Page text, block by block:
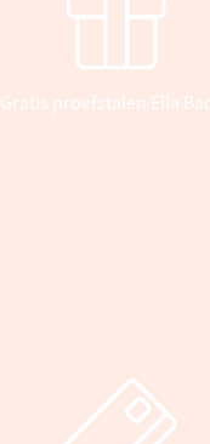
Gratis proefstalen Ella